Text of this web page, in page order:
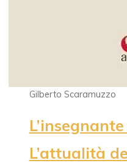
Gilberto Scaramuzzo
L’attualità